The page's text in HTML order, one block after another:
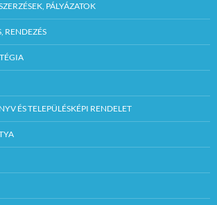
PÁLYÁZATOK
RENDEZÉS
ÉS TELEPÜLÉSKÉPI RENDELET